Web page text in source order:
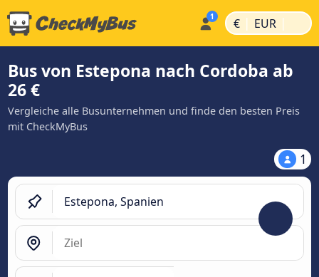
€ | EUR |
Bus von Estepona nach Cordoba ab
26 €
Vergleiche alle Busunternehmen und finde den besten Preis
mit CheckMyBus
1